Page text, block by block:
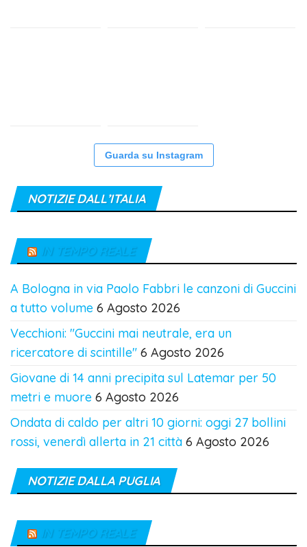
Guarda su Instagram
NOTIZIE DALL’ITALIA
IN TEMPO REALE
A Bologna in via Paolo Fabbri le canzoni di Guccini
a tutto volume 6 Agosto 2026
Vecchioni: "Guccini mai neutrale, era un
ricercatore di scintille" 6 Agosto 2026
Giovane di 14 anni precipita sul Latemar per 50
metri e muore 6 Agosto 2026
Ondata di caldo per altri 10 giorni: oggi 27 bollini
rossi, venerdì allerta in 21 città 6 Agosto 2026
NOTIZIE DALLA PUGLIA
IN TEMPO REALE